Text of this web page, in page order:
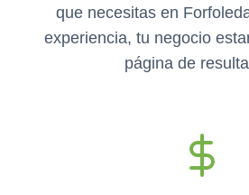
que necesitas en
experiencia, tu negocio
página de